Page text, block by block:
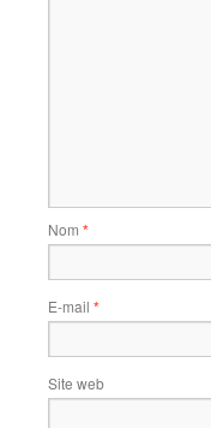
Nom *
E-mail *
Site web